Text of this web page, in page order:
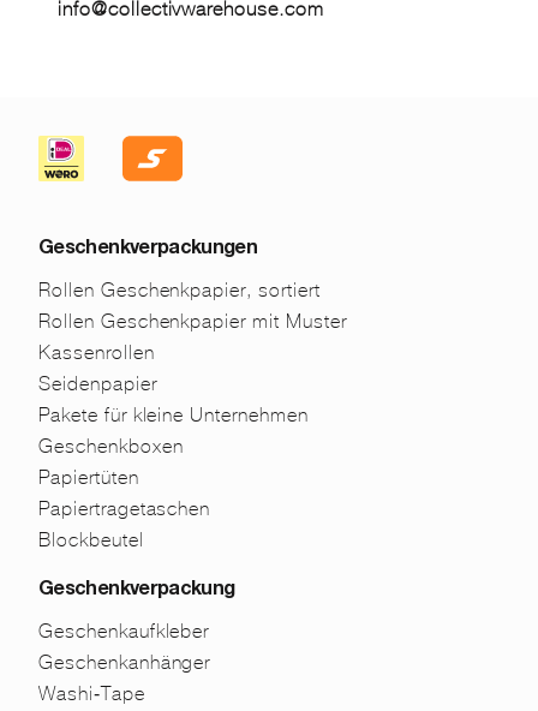
info@collectivwarehouse.com
Geschenkverpackungen
Rollen Geschenkpapier, sortiert
Rollen Geschenkpapier mit Muster
Kassenrollen
Seidenpapier
Pakete für kleine Unternehmen
Geschenkboxen
Papiertüten
Papiertragetaschen
Blockbeutel
Geschenkverpackung
Geschenkaufkleber
Geschenkanhänger
Washi-Tape